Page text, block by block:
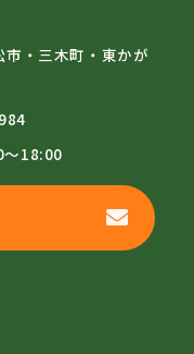
市・三木町・東かが
～18:00